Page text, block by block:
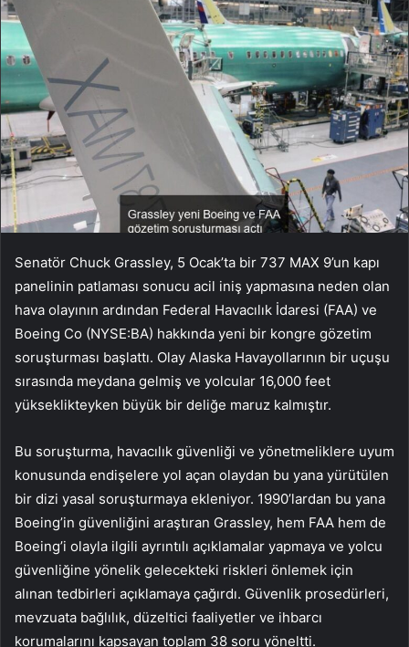
Senatör Chuck Grassley, 5 Ocak’ta bir 737 MAX 9’un kapı
panelinin patlaması sonucu acil iniş yapmasına neden olan
hava olayının ardından Federal Havacılık İdaresi (FAA) ve
Boeing Co (NYSE:BA) hakkında yeni bir kongre gözetim
soruşturması başlattı. Olay Alaska Havayollarının bir uçuşu
sırasında meydana gelmiş ve yolcular 16,000 feet
yükseklikteyken büyük bir deliğe maruz kalmıştır.
Bu soruşturma, havacılık güvenliği ve yönetmeliklere uyum
konusunda endişelere yol açan olaydan bu yana yürütülen
bir dizi yasal soruşturmaya ekleniyor. 1990’lardan bu yana
Boeing’in güvenliğini araştıran Grassley, hem FAA hem de
Boeing’i olayla ilgili ayrıntılı açıklamalar yapmaya ve yolcu
güvenliğine yönelik gelecekteki riskleri önlemek için
alınan tedbirleri açıklamaya çağırdı. Güvenlik prosedürleri,
mevzuata bağlılık, düzeltici faaliyetler ve ihbarcı
korumalarını kapsayan toplam 38 soru yöneltti.